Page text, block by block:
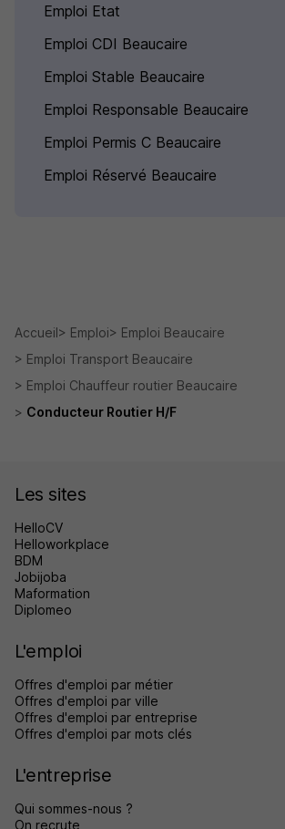
Emploi Etat
Emploi CDI Beaucaire
Emploi Stable Beaucaire
Emploi Responsable Beaucaire
Emploi Permis C Beaucaire
Emploi Réservé Beaucaire
Accueil Emploi
Emploi Beaucaire
Emploi Transport Beaucaire
Emploi Chauffeur routier Beaucaire
Conducteur Routier H/F
Les sites
HelloCV
Helloworkplace
BDM
Jobijoba
Maformation
Diplomeo
L'emploi
Offres d'emploi par métier
Offres d'emploi par ville
Offres d'emploi par entreprise
Offres d'emploi par mots clés
L'entreprise
Qui sommes-nous ?
On recrute